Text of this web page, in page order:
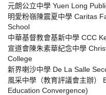
元朗公立中學 Yuen Long
明愛粉嶺陳震夏中學 Caritas
School
中華基督教會基新中學 CCC
宣道會陳朱素華紀念中學
College
新界喇沙中學 De La Salle
風采中學（教育評議會主辦）
Education Convergence)